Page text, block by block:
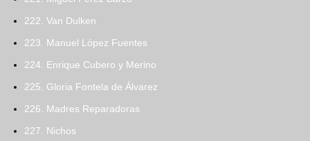
222. Van Dulken
223. Manuel López Fuentes
224. Enrique Cubero y Merino
225. Gloria Fontela de Álvarez
226. Madres Reparadoras
227. Nichos